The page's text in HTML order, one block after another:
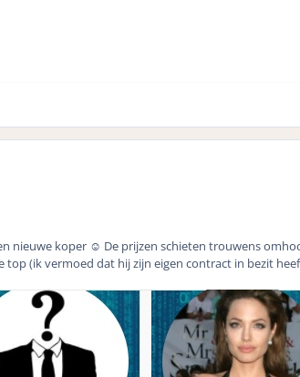
nieuwe koper ☺️ De prijzen schieten trouwens
top (ik vermoed dat hij zijn eigen contract in bezit